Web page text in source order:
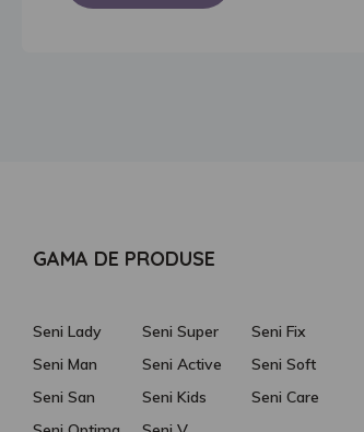
GAMA DE PRODUSE
Seni Lady
Seni Man
Seni San
Seni Super
Seni Active
Seni Kids
Seni Fix
Seni Soft
Seni Care